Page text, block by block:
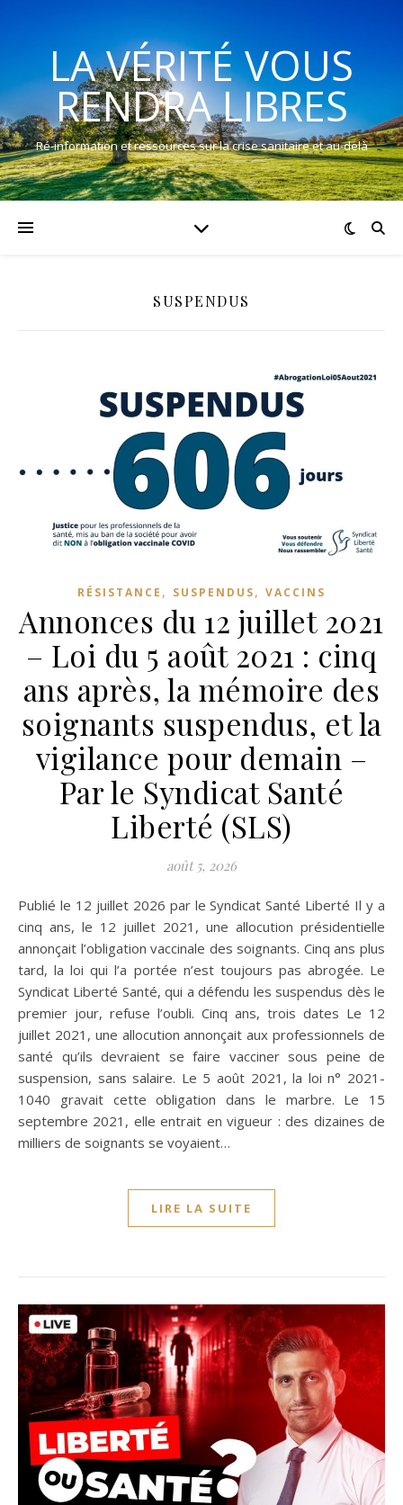
LA VÉRITÉ VOUS
RENDRA LIBRES
Ré-information et ressources sur la crise sanitaire et au-delà
SUSPENDUS
RÉSISTANCE , SUSPENDUS, VACCINS
Annonces du 12 juillet 2021
– Loi du 5 août 2021 : cinq
ans après, la mémoire des
soignants suspendus, et la
vigilance pour demain –
Par le Syndicat Santé
Liberté (SLS)
août 5, 2026
Publié le 12 juillet 2026 par le Syndicat Santé Liberté Il y a
cinq ans, le 12 juillet 2021, une allocution présidentielle
annonçait l’obligation vaccinale des soignants. Cinq ans plus
tard, la loi qui l’a portée n’est toujours pas abrogée. Le
Syndicat Liberté Santé, qui a défendu les suspendus dès le
premier jour, refuse l’oubli. Cinq ans, trois dates Le 12
juillet 2021, une allocution annonçait aux professionnels de
santé qu’ils devraient se faire vacciner sous peine de
suspension, sans salaire. Le 5 août 2021, la loi n° 2021-
1040 gravait cette obligation dans le marbre. Le 15
septembre 2021, elle entrait en vigueur : des dizaines de
milliers de soignants se voyaient…
LIRE LA SUITE